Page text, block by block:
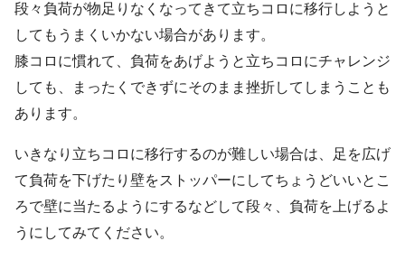
段々負荷が物足りなくなってきて立ちコロに移行しようと
してもうまくいかない場合があります。
膝コロに慣れて、負荷をあげようと立ちコロにチャレンジ
しても、まったくできずにそのまま挫折してしまうことも
あります。
いきなり立ちコロに移行するのが難しい場合は、足を広げ
て負荷を下げたり壁をストッパーにしてちょうどいいとこ
ろで壁に当たるようにするなどして段々、負荷を上げるよ
うにしてみてください。